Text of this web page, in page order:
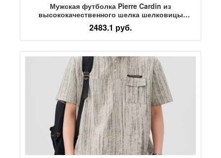
Мужская футболка Pierre Cardin из
высококачественного шелка шелковицы
тутового цвета с короткими рукавами, летняя
тонкая рубашка-поло с лацканами для мужчин
среднего возраста, однотонная рубашка-поло
2483.1 руб.